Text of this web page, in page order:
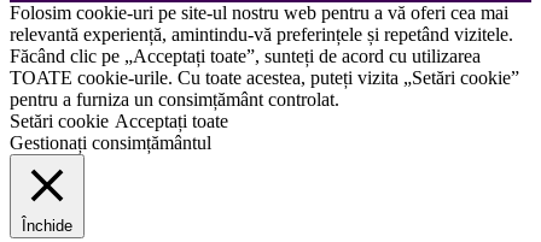
Folosim cookie-uri pe site-ul nostru web pentru a vă oferi cea mai
relevantă experiență, amintindu-vă preferințele și repetând vizitele.
Făcând clic pe „Acceptați toate”, sunteți de acord cu utilizarea
TOATE cookie-urile. Cu toate acestea, puteți vizita „Setări cookie”
pentru a furniza un consimțământ controlat.
Setări cookie Acceptați toate
Gestionați consimțământul
Închide